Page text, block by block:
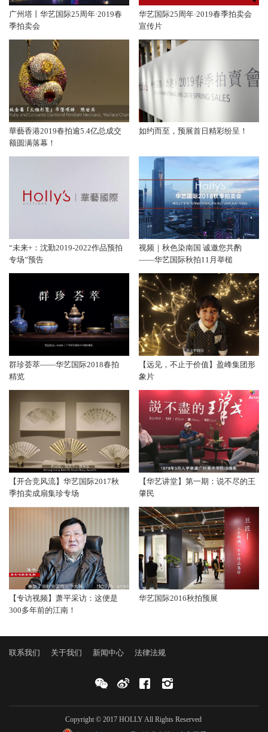
广州塔丨华艺国际25周年·2019春
季拍卖会
华艺国际25周年·2019春季拍卖会
宣传片
華藝香港2019春拍逾5.4亿总成交
额圆满落幕！
如约而至，预展首日精彩纷呈！
“未来+：沈勤2019-2022作品预拍
专场”预告
视频｜秋色染南国 诚邀您共酌
——华艺国际秋拍11月举槌
群珍荟萃——华艺国际2018春拍
精览
【远见，不止于价值】盈峰集团形
象片
【开合竞风流】华艺国际2017秋
季拍卖成扇集珍专场
【华艺讲堂】第一期：说不尽的王
肇民
【专访视频】萧平采访：这便是
300多年前的江南！
华艺国际2016秋拍预展
联系我们 关于我们 新闻中心 法律法规
Copyright © 2017 HOLLY All Rights Reserved